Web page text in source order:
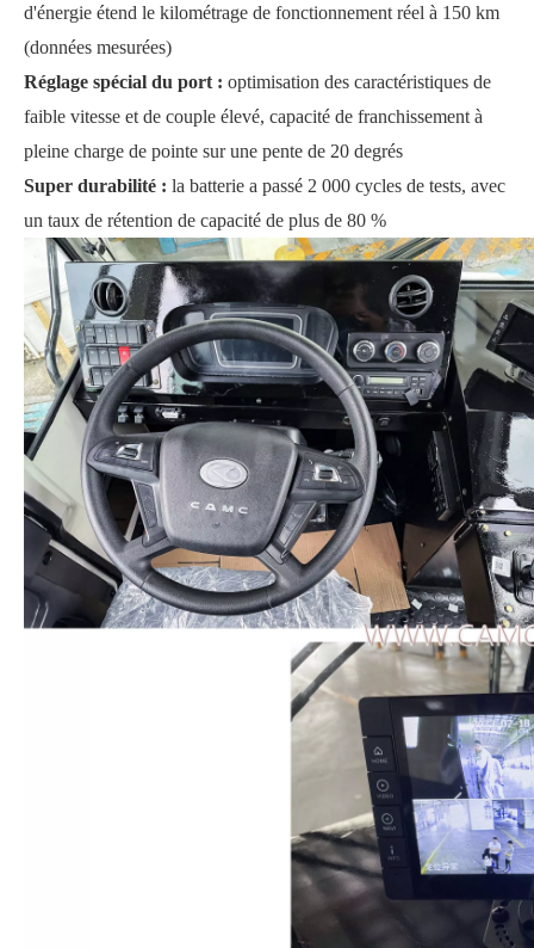
d'énergie étend le kilométrage de fonctionnement réel à 150 km
(données mesurées)
Réglage spécial du port : optimisation des caractéristiques de
faible vitesse et de couple élevé, capacité de franchissement à
pleine charge de pointe sur une pente de 20 degrés
Super durabilité : la batterie a passé 2 000 cycles de tests, avec
un taux de rétention de capacité de plus de 80 %